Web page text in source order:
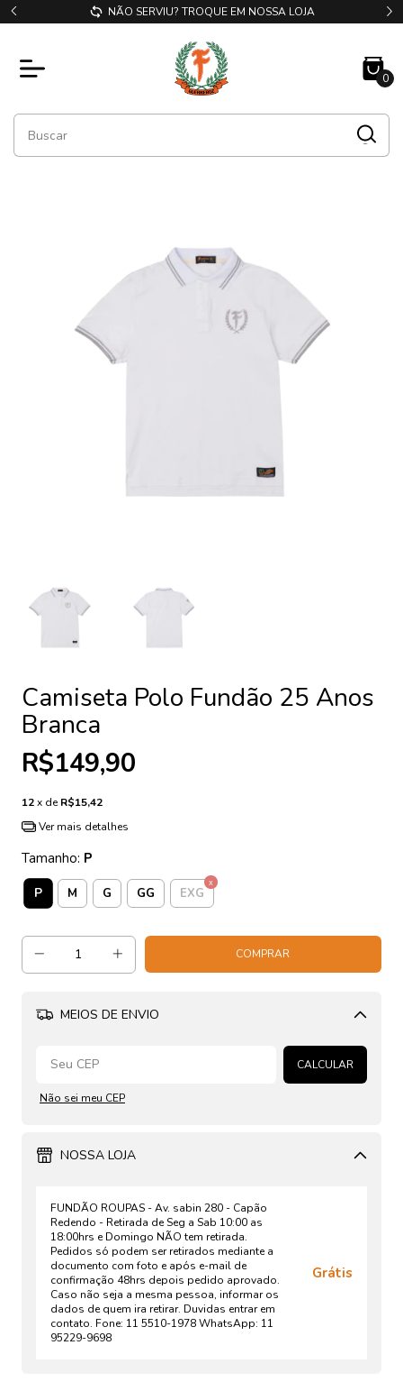
NÃO SERVIU? TROQUE EM NOSSA LOJA
0
Camiseta Polo Fundão 25 Anos
Branca
R$149,90
12x deR$15,42
Ver mais detalhes
Tamanho: P
P M G GG EXG
MEIOS DE ENVIO
Alterar CEP
CALCULAR
Não sei meu CEP
NOSSA LOJA
FUNDÃO ROUPAS - Av. sabin 280 - Capão
Redendo - Retirada de Seg a Sab 10:00 as
18:00hrs e Domingo NÃO tem retirada.
Pedidos só podem ser retirados mediante a
documento com foto e após e-mail de
confirmação 48hrs depois pedido aprovado.
Caso não seja a mesma pessoa, informar os
dados de quem ira retirar. Duvidas entrar em
contato. Fone: 11 5510-1978 WhatsApp: 11
95229-9698
Grátis